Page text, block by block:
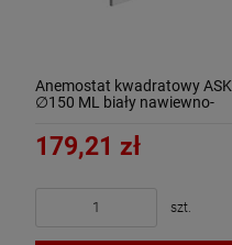
Anemostat kwadratowy ASK
∅150 ML biały nawiewno-
179,21 zł
szt.